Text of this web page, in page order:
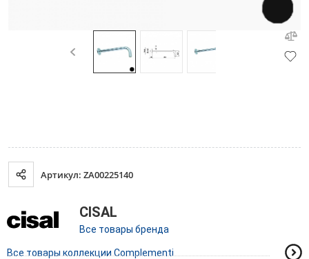
Артикул: ZA00225140
CISAL
Все товары бренда
Все товары коллекции Complementi